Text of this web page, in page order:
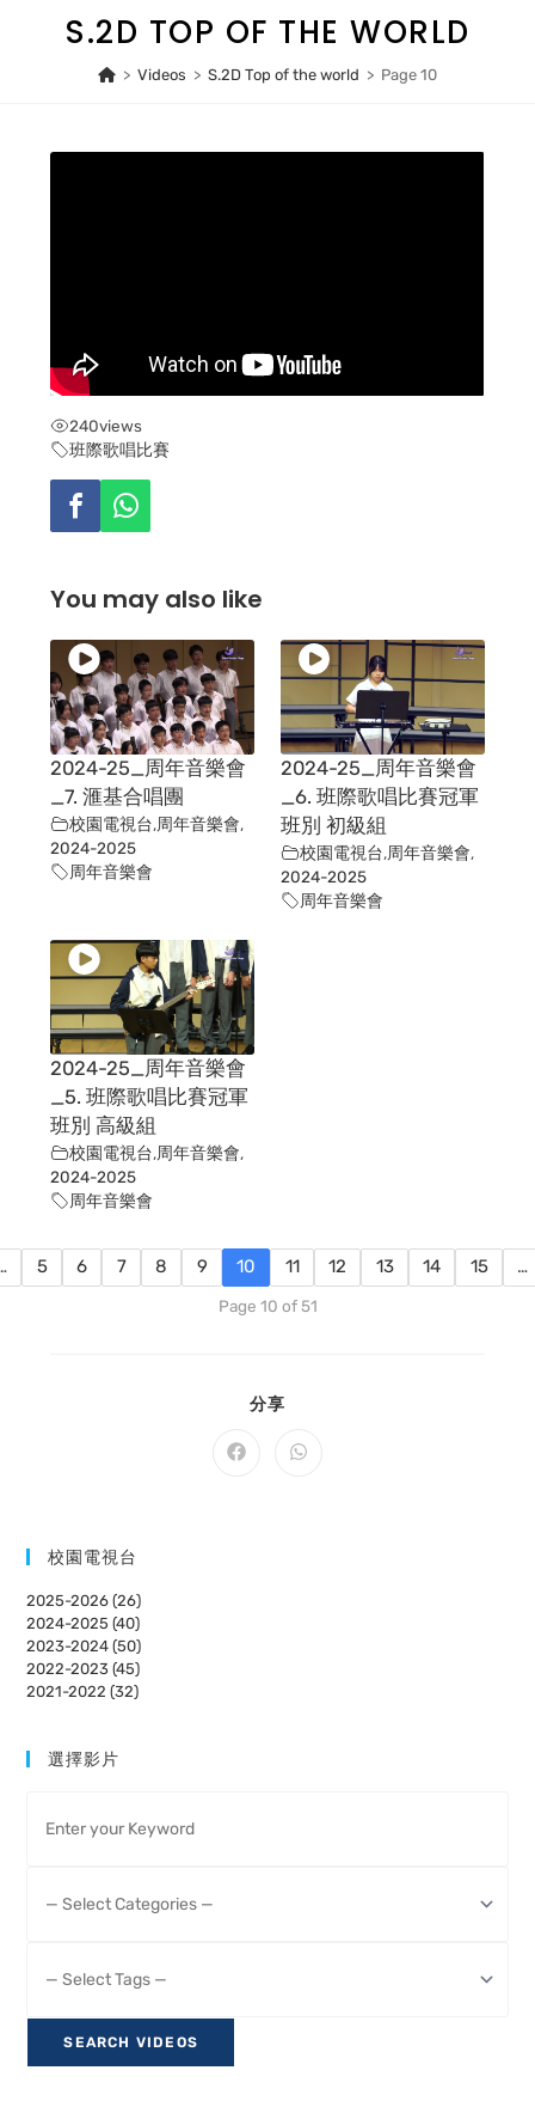
S.2D TOP OF THE WORLD
> Videos > S.2D Top of the world > Page 10
240views
班際歌唱比賽
You may also like
2024-25_周年音樂會
_7. 滙基合唱團
校園電視台,周年音樂會,
2024-2025
周年音樂會
2024-25_周年音樂會
_6. 班際歌唱比賽冠軍
班別 初級組
校園電視台,周年音樂會,
2024-2025
周年音樂會
2024-25_周年音樂會
_5. 班際歌唱比賽冠軍
班別 高級組
校園電視台,周年音樂會,
2024-2025
周年音樂會
5 6 7 8 9 10 11 12 13 14 15 …
Page 10 of 51
分享
CONTENT
Opens
Opens
校園電視台
2025-2026 (26)
2024-2025 (40)
2023-2024 (50)
2022-2023 (45)
2021-2022 (32)
選擇影片